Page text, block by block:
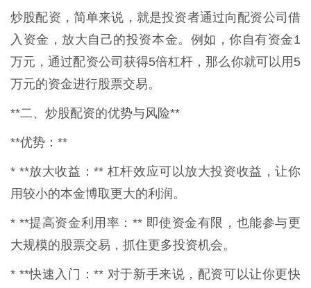
炒股配资，简单来说，就是投资者通过向配资公司借
入资金，放大自己的投资本金。例如，你自有资金1
万元，通过配资公司获得5倍杠杆，那么你就可以用5
万元的资金进行股票交易。
**二、炒股配资的优势与风险**
**优势：**
* **放大收益：** 杠杆效应可以放大投资收益，让你
用较小的本金博取更大的利润。
* **提高资金利用率：** 即使资金有限，也能参与更
大规模的股票交易，抓住更多投资机会。
* **快速入门：** 对于新手来说，配资可以让你更快